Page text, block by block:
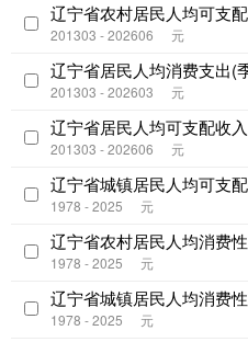
辽宁省农村居民人均可支
201303 - 202606 元
辽宁省居民人均消费支出(
201303 - 202603 元
辽宁省居民人均可支配收
201303 - 202606 元
辽宁省城镇居民人均可支
1978 - 2025 元
辽宁省农村居民人均消费
1978 - 2025 元
辽宁省城镇居民人均消费
1978 - 2025 元